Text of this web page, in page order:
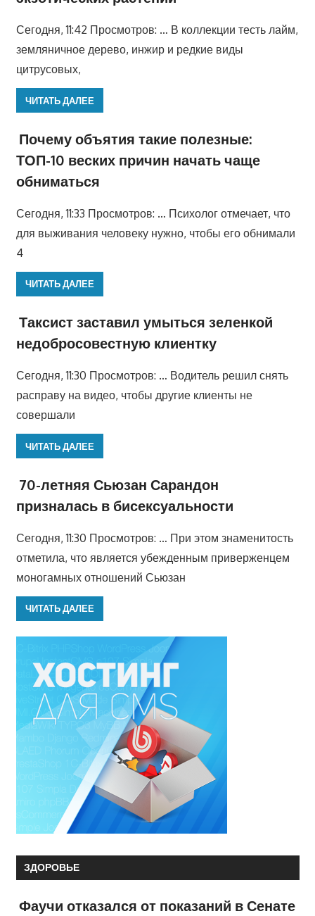
Сегодня, 11:42 Просмотров: … В коллекции тесть лайм,
земляничное дерево, инжир и редкие виды
цитрусовых,
ЧИТАТЬ ДАЛЕЕ
Почему объятия такие полезные:
ТОП-10 веских причин начать чаще
обниматься
Сегодня, 11:33 Просмотров: … Психолог отмечает, что
для выживания человеку нужно, чтобы его обнимали
4
ЧИТАТЬ ДАЛЕЕ
Таксист заставил умыться зеленкой
недобросовестную клиентку
Сегодня, 11:30 Просмотров: … Водитель решил снять
расправу на видео, чтобы другие клиенты не
совершали
ЧИТАТЬ ДАЛЕЕ
70-летняя Сьюзан Сарандон
призналась в бисексуальности
Сегодня, 11:30 Просмотров: … При этом знаменитость
отметила, что является убежденным приверженцем
моногамных отношений Сьюзан
ЧИТАТЬ ДАЛЕЕ
ЗДОРОВЬЕ
Фаучи отказался от показаний в Сенате